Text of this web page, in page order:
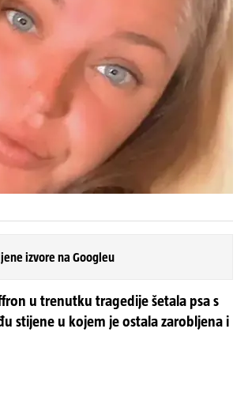
izvore na Googleu
u trenutku tragedije šetala psa s
stijene u kojem je ostala zarobljena i